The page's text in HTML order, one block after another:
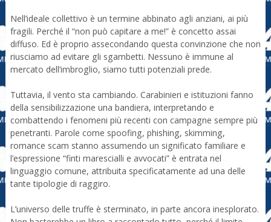
Nell’ideale collettivo è un termine abbinato agli anziani, ai più
fragili. Perché il “non può capitare a me!” è concetto assai
diffuso. Ed è proprio assecondando questa convinzione che non
riusciamo ad evitare gli sgambetti. Nessuno è immune al
mercato dell’imbroglio, siamo tutti potenziali prede.
Tuttavia, il vento sta cambiando. Carabinieri e istituzioni fanno
della sensibilizzazione una bandiera, interpretando e
combattendo i fenomeni più recenti con campagne sempre più
penetranti. Parole come spoofing, phishing, skimming,
romance scam stanno assumendo un significato familiare e
l’espressione “finti marescialli e avvocati” è entrata nel
linguaggio comune, attribuita specificatamente ad una delle
tante tipologie di raggiro.
L’universo delle truffe è sterminato, in parte ancora inesplorato.